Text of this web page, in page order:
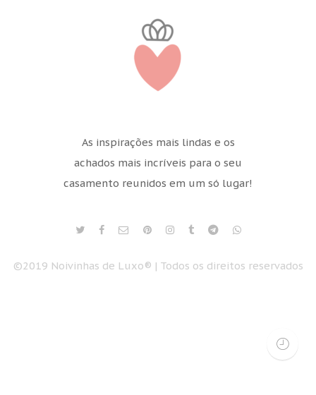
As inspirações mais lindas e os
achados mais incríveis para o seu
casamento reunidos em um só lugar!
©2019 Noivinhas de Luxo® | Todos os direitos reservados